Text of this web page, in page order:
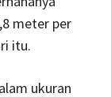
meter per
itu.
ukuran